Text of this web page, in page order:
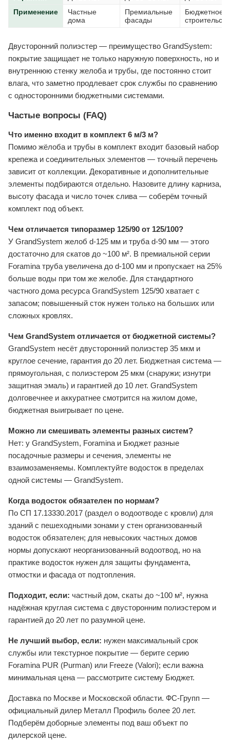
Применение
Частные
дома
Премиальные
фасады
Бюджетное
Двусторонний полиэстер — преимущество GrandSystem:
покрытие защищает не только наружную поверхность, но и
внутреннюю стенку желоба и трубы, где постоянно стоит
влага, что заметно продлевает срок службы по сравнению
с односторонними бюджетными системами.
Частые вопросы (FAQ)
Что именно входит в комплект 6 м/3 м?
Помимо жёлоба и трубы в комплект входит базовый набор
крепежа и соединительных элементов — точный перечень
зависит от коллекции. Декоративные и дополнительные
элементы подбираются отдельно. Назовите длину карниза,
высоту фасада и число точек слива — соберём точный
комплект под объект.
Чем отличается типоразмер 125/90 от 125/100?
У GrandSystem желоб d-125 мм и труба d-90 мм — этого
достаточно для скатов до ~100 м². В премиальной серии
Foramina труба увеличена до d-100 мм и пропускает на 25%
больше воды при том же желобе. Для стандартного
частного дома ресурса GrandSystem 125/90 хватает с
запасом; повышенный сток нужен только на больших или
сложных кровлях.
Чем GrandSystem отличается от бюджетной системы?
GrandSystem несёт двусторонний полиэстер 35 мкм и
круглое сечение, гарантия до 20 лет. Бюджетная система —
прямоугольная, с полиэстером 25 мкм (снаружи; изнутри
защитная эмаль) и гарантией до 10 лет. GrandSystem
долговечнее и аккуратнее смотрится на жилом доме,
бюджетная выигрывает по цене.
Можно ли смешивать элементы разных систем?
Нет: у GrandSystem, Foramina и Бюджет разные
посадочные размеры и сечения, элементы не
взаимозаменяемы. Комплектуйте водосток в пределах
одной системы — GrandSystem.
Когда водосток обязателен по нормам?
По СП 17.13330.2017 (раздел о водоотводе с кровли) для
зданий с пешеходными зонами у стен организованный
водосток обязателен; для невысоких частных домов
нормы допускают неорганизованный водоотвод, но на
практике водосток нужен для защиты фундамента,
отмостки и фасада от подтопления.
Подходит, если: частный дом, скаты до ~100 м², нужна
надёжная круглая система с двусторонним полиэстером и
гарантией до 20 лет по разумной цене.
Не лучший выбор, если: нужен максимальный срок
службы или текстурное покрытие — берите серию
Foramina PUR (Purman) или Freeze (Valori); если важна
минимальная цена — рассмотрите систему Бюджет.
Доставка по Москве и Московской области. ФС-Групп —
официальный дилер Металл Профиль более 20 лет.
Подберём доборные элементы под ваш объект по
дилерской цене.